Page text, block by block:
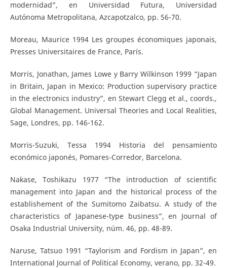
modernidad”, en Universidad Futura, Universidad
Autónoma Metropolitana, Azcapotzalco, pp. 56-70.
Moreau, Maurice 1994 Les groupes économiques japonais,
Presses Universitaires de France, París.
Morris, Jonathan, James Lowe y Barry Wilkinson 1999 “Japan
in Britain, Japan in Mexico: Production supervisory practice
in the electronics industry”, en Stewart Clegg et al., coords.,
Global Management. Universal Theories and Local Realities,
Sage, Londres, pp. 146-162.
Morris-Suzuki, Tessa 1994 Historia del pensamiento
económico japonés, Pomares-Corredor, Barcelona.
Nakase, Toshikazu 1977 “The introduction of scientific
management into Japan and the historical process of the
establishement of the Sumitomo Zaibatsu. A study of the
characteristics of Japanese-type business”, en Journal of
Osaka Industrial University, núm. 46, pp. 48-89.
Naruse, Tatsuo 1991 “Taylorism and Fordism in Japan”, en
International Journal of Political Economy, verano, pp. 32-49.